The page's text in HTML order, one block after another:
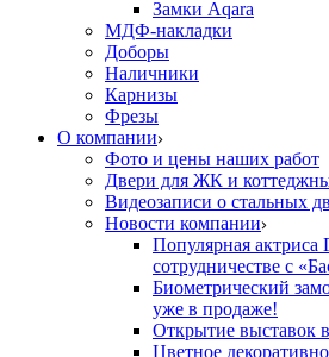
Замки Aqara
МДФ-накладки
Доборы
Наличники
Карнизы
Фрезы
О компании
Фото и цены наших работ
Двери для ЖК и
Видеозаписи о стальных
Новости компании
Популярная актриса
сотрудничестве с
Биометрический
уже в продаже!
Открытие выставок
Цветное